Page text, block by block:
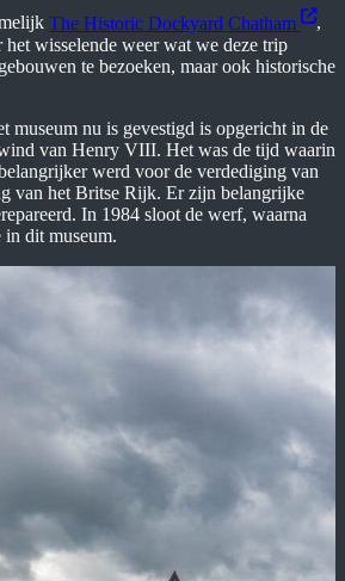
The Historic Dockyard Chatham
,
het wisselende weer wat we deze trip
te bezoeken, maar ook historische
museum nu is gevestigd is opgericht in de
van Henry VIII. Het was de tijd waarin
werd voor de verdediging van
van het Britse Rijk. Er zijn belangrijke
In 1984 sloot de werf, waarna
in dit museum.